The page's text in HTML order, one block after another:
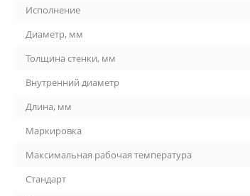
Исполнение
Диаметр, мм
Толщина стенки, мм
Внутренний диаметр
Длина, мм
Маркировка
Максимальная рабочая температура
Стандарт